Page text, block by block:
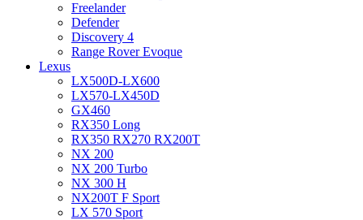
Freelander
Defender
Discovery 4
Range Rover Evoque
Lexus
LX500D-LX600
LX570-LX450D
GX460
RX350 Long
RX350 RX270 RX200T
NX 200
NX 200 Turbo
NX 300 H
NX200T F Sport
LX 570 Sport